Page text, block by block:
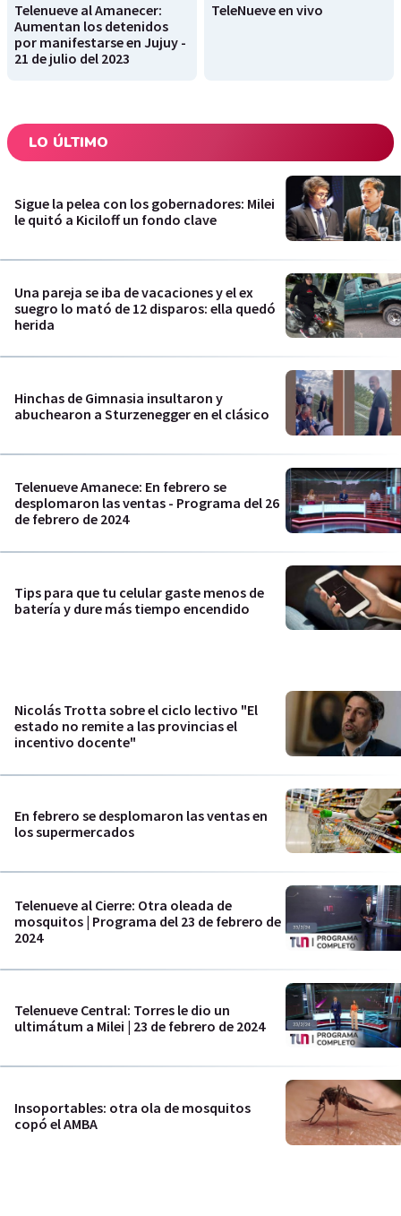
Telenueve al Amanecer:
Aumentan los detenidos
por manifestarse en Jujuy -
21 de julio del 2023
TeleNueve en vivo
LO ÚLTIMO
Sigue la pelea con los gobernadores: Milei
le quitó a Kiciloff un fondo clave
Una pareja se iba de vacaciones y el ex
suegro lo mató de 12 disparos: ella quedó
herida
Hinchas de Gimnasia insultaron y
abuchearon a Sturzenegger en el clásico
Telenueve Amanece: En febrero se
desplomaron las ventas - Programa del 26
de febrero de 2024
Tips para que tu celular gaste menos de
batería y dure más tiempo encendido
Nicolás Trotta sobre el ciclo lectivo "El
estado no remite a las provincias el
incentivo docente"
En febrero se desplomaron las ventas en
los supermercados
Telenueve al Cierre: Otra oleada de
mosquitos | Programa del 23 de febrero de
2024
Telenueve Central: Torres le dio un
ultimátum a Milei | 23 de febrero de 2024
Insoportables: otra ola de mosquitos
copó el AMBA